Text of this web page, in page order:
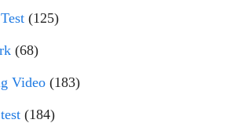
(125)
(68)
Video (183)
(184)